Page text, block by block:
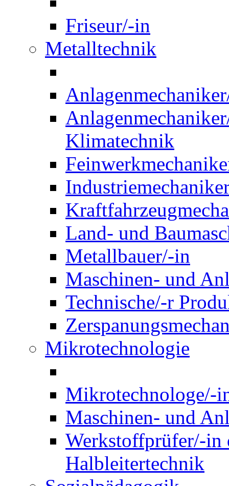
Friseur/-in
Metalltechnik
Klimatechnik
Land- und
Metallbauer/-in
Maschinen- und
Technische/-r
Mikrotechnologie
Mikrotechnologe/-
Maschinen- und
Werkstoffprüfer/-in
Halbleitertechnik